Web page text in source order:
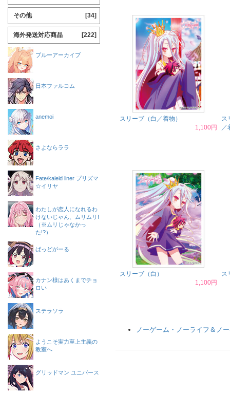
スリーブ（白／着物）
1,100円
ス
／
スリーブ（白）
1,100円
ス
ノーゲーム・ノーライフ＆ノ
その他 [34]
海外発送対応商品 [222]
ブルーアーカイブ
日本ファルコム
anemoi
さよならララ
Fate/kaleid liner プリズマ
☆イリヤ
わたしが恋人になれるわ
けないじゃん、ムリムリ!
（※ムリじゃなかっ
た!?）
ばっどがーる
カナン様はあくまでチョ
ロい
ステラソラ
ようこそ実力至上主義の
教室へ
グリッドマン ユニバース